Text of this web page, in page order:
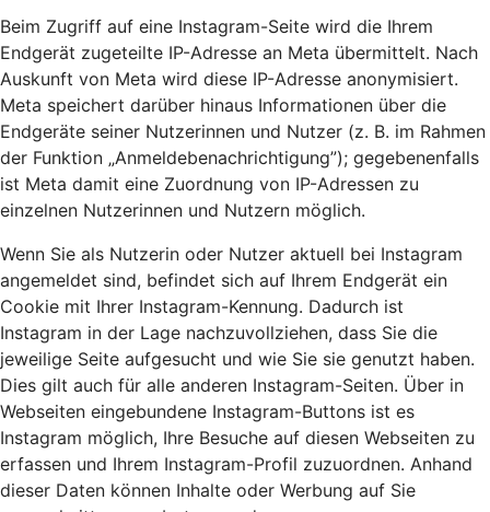
Beim Zugriff auf eine Instagram-Seite wird die Ihrem
Endgerät zugeteilte IP-Adresse an Meta übermittelt. Nach
Auskunft von Meta wird diese IP-Adresse anonymisiert.
Meta speichert darüber hinaus Informationen über die
Endgeräte seiner Nutzerinnen und Nutzer (z. B. im Rahmen
der Funktion „Anmeldebenachrichtigung”); gegebenenfalls
ist Meta damit eine Zuordnung von IP-Adressen zu
einzelnen Nutzerinnen und Nutzern möglich.
Wenn Sie als Nutzerin oder Nutzer aktuell bei Instagram
angemeldet sind, befindet sich auf Ihrem Endgerät ein
Cookie mit Ihrer Instagram-Kennung. Dadurch ist
Instagram in der Lage nachzuvollziehen, dass Sie die
jeweilige Seite aufgesucht und wie Sie sie genutzt haben.
Dies gilt auch für alle anderen Instagram-Seiten. Über in
Webseiten eingebundene Instagram-Buttons ist es
Instagram möglich, Ihre Besuche auf diesen Webseiten zu
erfassen und Ihrem Instagram-Profil zuzuordnen. Anhand
dieser Daten können Inhalte oder Werbung auf Sie